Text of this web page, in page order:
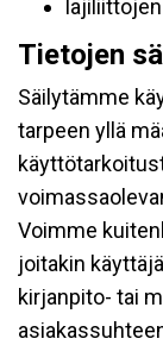
Tietojen
Säilytämme
tarpeen yllä
Voimme
joitakin
kirjanpito- tai